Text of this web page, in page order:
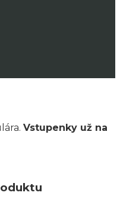
Vstupenky už na